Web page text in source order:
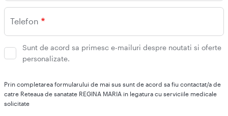
Telefon
Sunt de acord sa primesc e-mailuri despre noutati si oferte
personalizate.
Prin completarea formularului de mai sus sunt de acord sa fiu contactat/a de
catre Reteaua de sanatate REGINA MARIA in legatura cu serviciile medicale
solicitate